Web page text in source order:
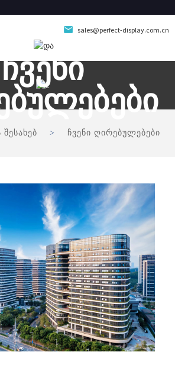
sales@perfect-display.com.cn
Ჩვენი
შესახებ ჩვენი ღირებულებები